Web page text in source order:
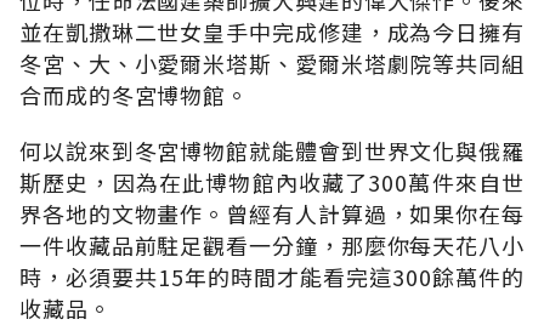
並在凱撒琳二世女皇手中完成修建，成為今日擁有
冬宮、大、小愛爾米塔斯、愛爾米塔劇院等共同組
合而成的冬宮博物館。
何以說來到冬宮博物館就能體會到世界文化與俄羅
斯歷史，因為在此博物館內收藏了300萬件來自世
界各地的文物畫作。曾經有人計算過，如果你在每
一件收藏品前駐足觀看一分鐘，那麼你每天花八小
時，必須要共15年的時間才能看完這300餘萬件的
收藏品。